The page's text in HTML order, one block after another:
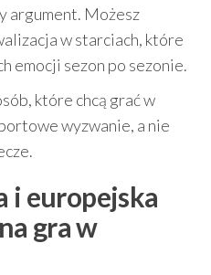
argument. Możesz
w starciach, które
emocji sezon po sezonie.
które chcą grać w
wyzwanie, a nie
i europejska
gra w